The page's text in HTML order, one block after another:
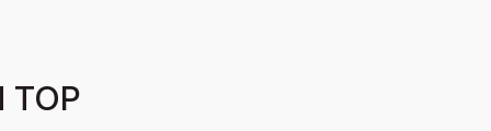
TOP